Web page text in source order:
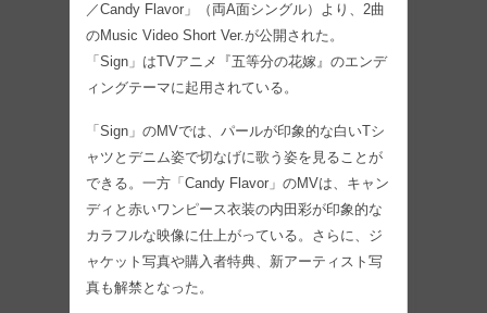
／Candy Flavor」（両A面シングル）より、2曲
のMusic Video Short Ver.が公開された。
「Sign」はTVアニメ『五等分の花嫁』のエンデ
ィングテーマに起用されている。
「Sign」のMVでは、パールが印象的な白いTシ
ャツとデニム姿で切なげに歌う姿を見ることが
できる。一方「Candy Flavor」のMVは、キャン
ディと赤いワンピース衣装の内田彩が印象的な
カラフルな映像に仕上がっている。さらに、ジ
ャケット写真や購入者特典、新アーティスト写
真も解禁となった。